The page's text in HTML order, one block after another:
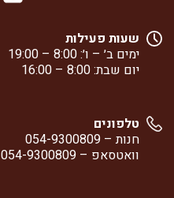
שעות פעילות
ימים ב׳ – ו׳: 8:00 – 19:00
יום שבת: 8:00 – 16:00
טלפונים
חנות – 054-9300809
וואטסאפ – 054-9300809